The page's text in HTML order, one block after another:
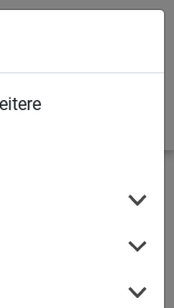
Kinder ab 3 Jahren